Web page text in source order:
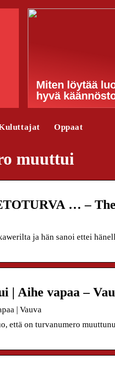
Miten löytää
hyvä
Oppaat
muuttui
… –
ja hän sanoi ettei
| Aihe vapaa –
| Vauva
että on turvanumero